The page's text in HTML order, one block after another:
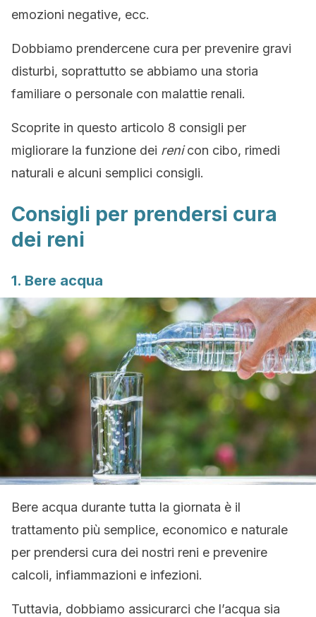
emozioni negative, ecc.
Dobbiamo prendercene cura per prevenire gravi
disturbi, soprattutto se abbiamo una storia
familiare o personale con malattie renali.
Scoprite in questo articolo 8 consigli per
migliorare la funzione dei renicon cibo, rimedi
naturali e alcuni semplici consigli.
Consigli per prendersi cura
dei reni
1. Bere acqua
Bere acqua durante tutta la giornata è il
trattamento più semplice, economico e naturale
per prendersi cura dei nostri reni e prevenire
calcoli, infiammazioni e infezioni.
Tuttavia, dobbiamo assicurarci che l’acqua sia